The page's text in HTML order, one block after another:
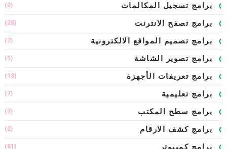
برامج تسجيل المكالمات (2)
برامج تصفح الانترنت (28)
برامج تصميم المواقع الالكترونية (7)
برامج تصوير الشاشة (1)
برامج تعريفات الأجهزة (18)
برامج تعليمية (7)
برامج سطح المكتب (7)
برامج كشف الارقام (2)
برامج كمبيوتر (61)